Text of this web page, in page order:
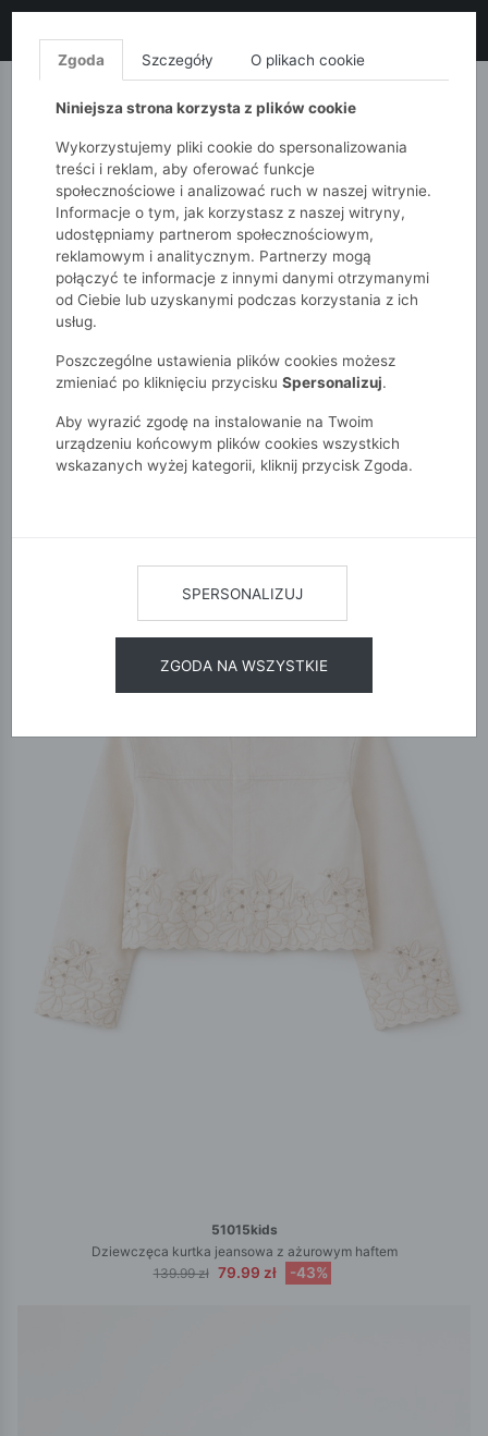
MONNARI QUIOSQUE
51015kids Dziewczynki 7-12 lat Kurtki
KURTKI
POKAŻ FILTRY
51015kids
Dziewczęca kurtka jeansowa z ażurowym haftem
139.99 zł 79.99 zł -43%
Zgoda Szczegóły O plikach cookie
Niniejsza strona korzysta z plików cookie
Wykorzystujemy pliki cookie do spersonalizowania
treści i reklam, aby oferować funkcje
społecznościowe i analizować ruch w naszej witrynie.
Informacje o tym, jak korzystasz z naszej witryny,
udostępniamy partnerom społecznościowym,
reklamowym i analitycznym. Partnerzy mogą
połączyć te informacje z innymi danymi otrzymanymi
od Ciebie lub uzyskanymi podczas korzystania z ich
usług.
Poszczególne ustawienia plików cookies możesz
zmieniać po kliknięciu przycisku Spersonalizuj.
Aby wyrazić zgodę na instalowanie na Twoim
urządzeniu końcowym plików cookies wszystkich
wskazanych wyżej kategorii, kliknij przycisk Zgoda.
SPERSONALIZUJ
ZGODA NA WSZYSTKIE